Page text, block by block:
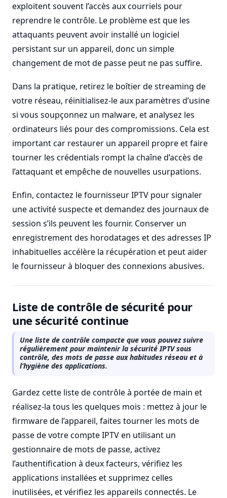
exploitent souvent l’accès aux courriels pour
reprendre le contrôle. Le problème est que les
attaquants peuvent avoir installé un logiciel
persistant sur un appareil, donc un simple
changement de mot de passe peut ne pas suffire.
Dans la pratique, retirez le boîtier de streaming de
votre réseau, réinitialisez-le aux paramètres d’usine
si vous soupçonnez un malware, et analysez les
ordinateurs liés pour des compromissions. Cela est
important car restaurer un appareil propre et faire
tourner les crédentials rompt la chaîne d’accès de
l’attaquant et empêche de nouvelles usurpations.
Enfin, contactez le fournisseur IPTV pour signaler
une activité suspecte et demandez des journaux de
session s’ils peuvent les fournir. Conserver un
enregistrement des horodatages et des adresses IP
inhabituelles accélère la récupération et peut aider
le fournisseur à bloquer des connexions abusives.
Liste de contrôle de sécurité pour
une sécurité continue
Une liste de contrôle compacte que vous pouvez suivre
régulièrement pour maintenir la sécurité IPTV sous
contrôle, des mots de passe aux habitudes réseau et à
l’hygiène des applications.
Gardez cette liste de contrôle à portée de main et
réalisez-la tous les quelques mois : mettez à jour le
firmware de l’appareil, faites tourner les mots de
passe de votre compte IPTV en utilisant un
gestionnaire de mots de passe, activez
l’authentification à deux facteurs, vérifiez les
applications installées et supprimez celles
inutilisées, et vérifiez les appareils connectés. Le